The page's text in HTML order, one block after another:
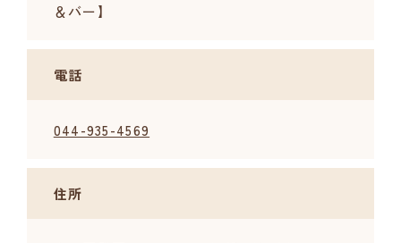
＆バー】
電話
044-935-4569
住所